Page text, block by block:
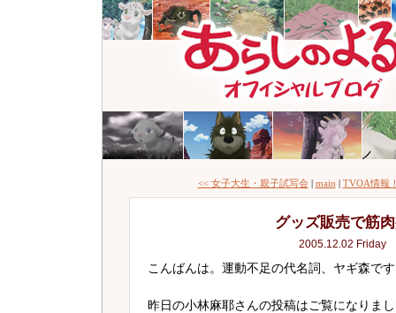
<< 女子大生・親子試写会| main | TVOA情報
グッズ販売で筋
2005.12.02 Friday
こんばんは。運動不足の代名詞、ヤギ森で
昨日の小林麻耶さんの投稿はご覧になりま